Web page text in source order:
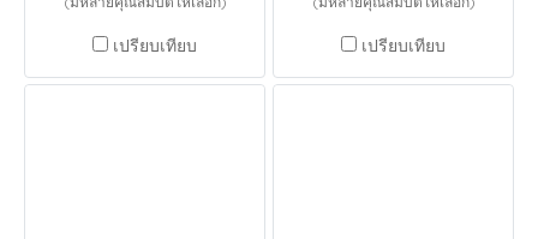
เปรียบเทียบ เปรียบเทียบ